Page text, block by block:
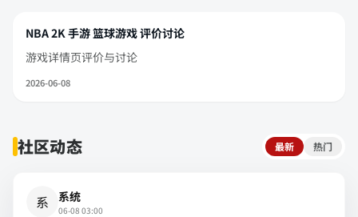
NBA 2K 手游 篮球游戏 评价讨论
游戏详情页评价与讨论
2026-06-08
社区动态 最新 热门
系 系统
06-08 03:00